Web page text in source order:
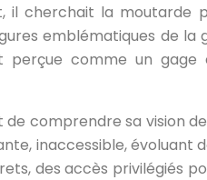
il cherchait la moutarde
emblématiques de la
perçue comme un gage
comprendre sa vision
inaccessible, évoluant
des accès privilégiés